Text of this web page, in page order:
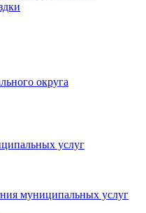
округа
услуг
муниципальных услуг